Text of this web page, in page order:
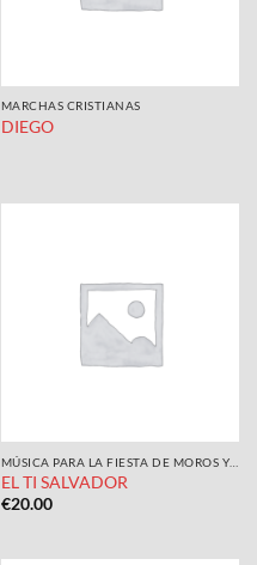
MARCHAS CRISTIANAS
DIEGO
EL TI SALVADOR
€20.00